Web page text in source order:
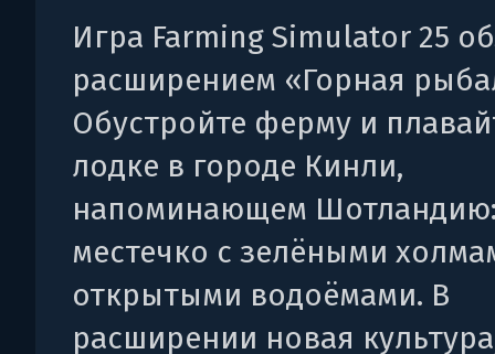
Игра Farming Simulator 25
расширением «Горная
Обустройте ферму и
лодке в городе Кинли,
напоминающем
местечко с зелёными
открытыми водоёмами. В
расширении новая